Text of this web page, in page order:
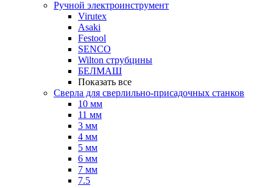
Ручной электроинструмент
Virutex
Asaki
Festool
SENCO
Wilton струбцины
БЕЛМАШ
Показать все
Сверла для сверлильно-присадочных станков
10 мм
11 мм
3 мм
4 мм
5 мм
6 мм
7 мм
7.5